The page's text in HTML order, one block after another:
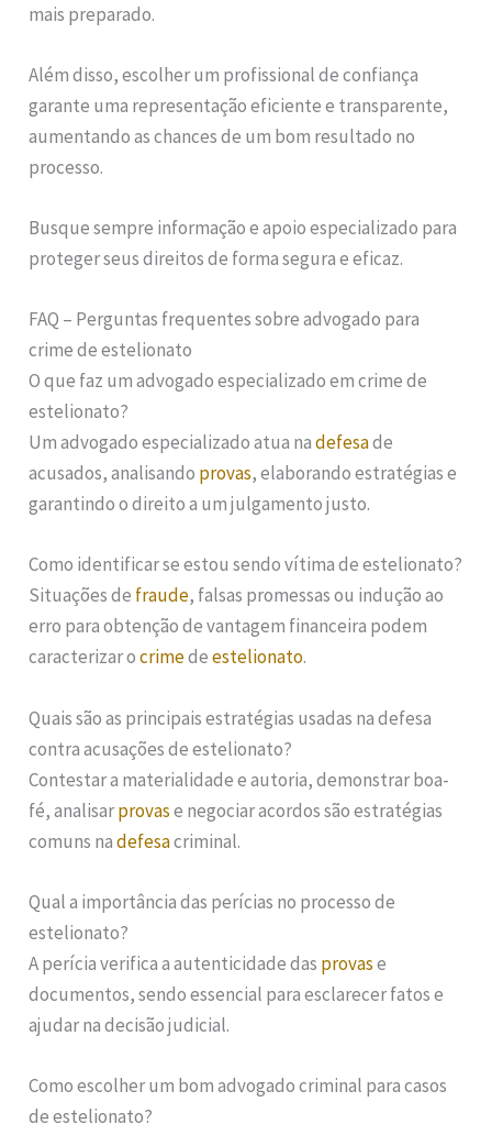
mais preparado.
Além disso, escolher um profissional de confiança
garante uma representação eficiente e transparente,
aumentando as chances de um bom resultado no
processo.
Busque sempre informação e apoio especializado para
proteger seus direitos de forma segura e eficaz.
FAQ – Perguntas frequentes sobre advogado para
crime de estelionato
O que faz um advogado especializado em crime de
estelionato?
Um advogado especializado atua nadefesade
acusados, analisando provas, elaborando estratégias e
garantindo o direito a um julgamento justo.
Como identificar se estou sendo vítima de estelionato?
Situações de fraude, falsas promessas ou indução ao
erro para obtenção de vantagem financeira podem
caracterizar ocrimedeestelionato.
Quais são as principais estratégias usadas na defesa
contra acusações de estelionato?
Contestar a materialidade e autoria, demonstrar boa-
fé, analisarprovase negociar acordos são estratégias
comuns nadefesacriminal.
Qual a importância das perícias no processo de
estelionato?
A perícia verifica a autenticidade das provase
documentos, sendo essencial para esclarecer fatos e
ajudar na decisão judicial.
Como escolher um bom advogado criminal para casos
de estelionato?